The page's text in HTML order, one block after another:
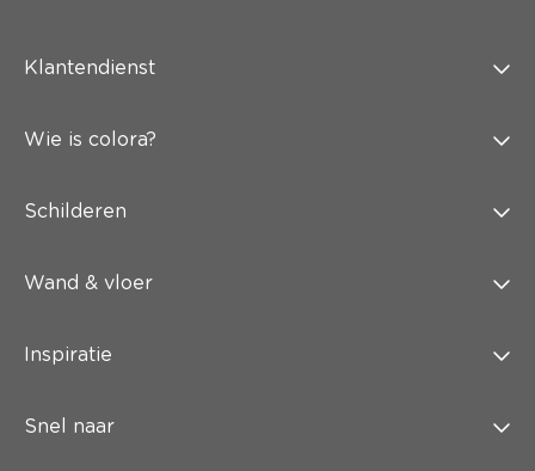
Klantendienst
Wie is colora?
Schilderen
Wand & vloer
Inspiratie
Snel naar